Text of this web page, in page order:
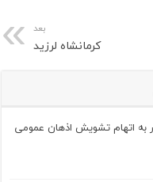
بعد
کرمانشاه لرزید